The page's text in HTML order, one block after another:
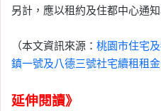
另計，應以租約及住都中心通知
（本文資訊來源： 桃園市住宅
鎮一號及八德三號社宅續租租
延伸閱讀》